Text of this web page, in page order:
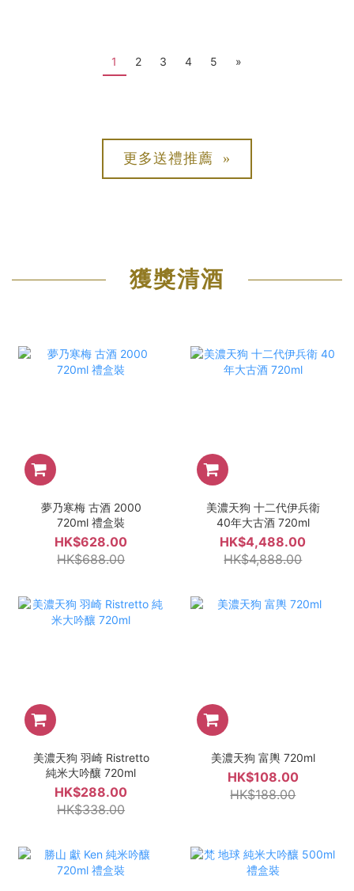
1 2 3 4 5 »
更多送禮推薦 »
獲獎清酒
夢乃寒梅 古酒 2000
720ml 禮盒裝
HK$628.00
HK$688.00
美濃天狗 十二代伊兵衛
40年大古酒 720ml
HK$4,488.00
HK$4,888.00
美濃天狗 羽崎 Ristretto
純米大吟釀 720ml
HK$288.00
HK$338.00
美濃天狗 富輿 720ml
HK$108.00
HK$188.00